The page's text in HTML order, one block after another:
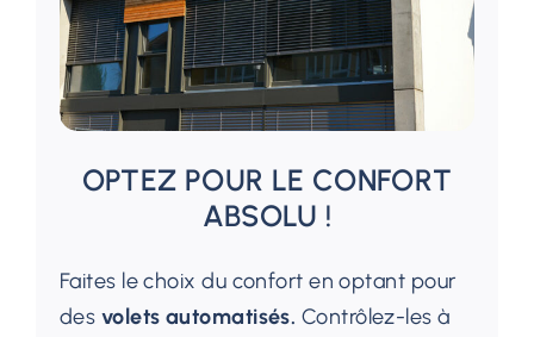
OPTEZ POUR LE CONFORT
ABSOLU !
Faites le choix du confort en optant pour
des volets automatisés. Contrôlez-les à